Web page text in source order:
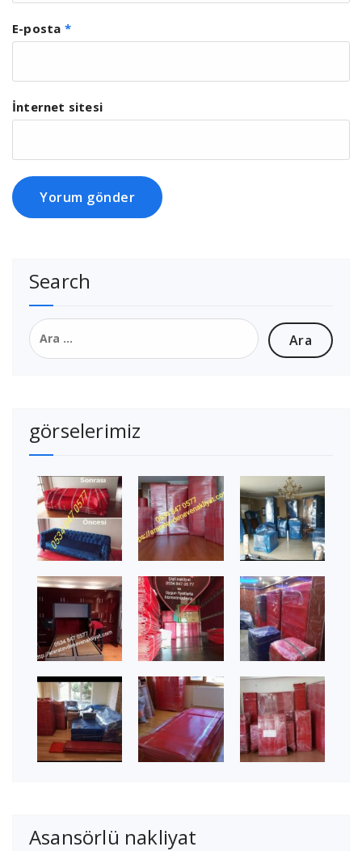
E-posta *
İnternet sitesi
Search
Arama:
görselerimiz
Asansörlü nakliyat